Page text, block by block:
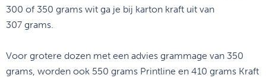
300 of 350 grams wit ga je bij karton kraft uit van
307 grams.
Voor grotere dozen met een advies grammage van 350
grams, worden ook 550 grams Printline en 410 grams Kraft